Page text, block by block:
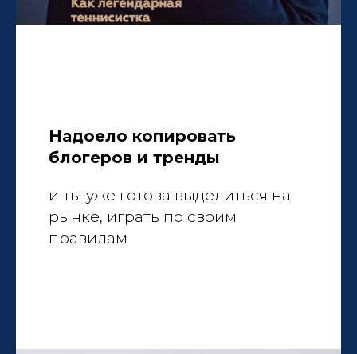
Надоело копировать
блогеров и тренды
и ты уже готова выделиться на
рынке, играть по своим
правилам